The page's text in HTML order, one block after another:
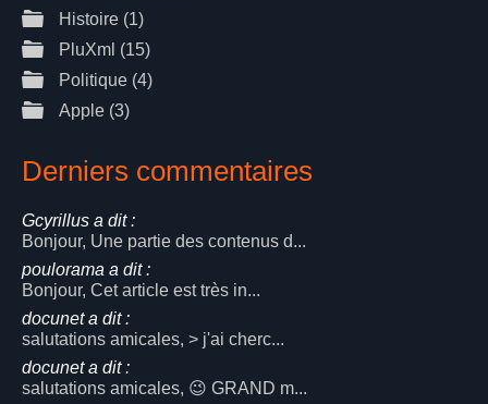
Histoire (1)
PluXml (15)
Politique (4)
Apple (3)
Derniers commentaires
Gcyrillus a dit :
Bonjour, Une partie des contenus d...
poulorama a dit :
Bonjour, Cet article est très in...
docunet a dit :
salutations amicales, > j'ai cherc...
docunet a dit :
salutations amicales, 😉 GRAND m...